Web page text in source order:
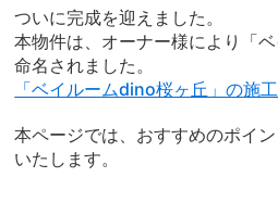
ついに完成を迎えました。
本物件は、オーナー様により「
命名されました。
「ベイルームdino桜ヶ丘」の施
本ページでは、おすすめのポイ
いたします。